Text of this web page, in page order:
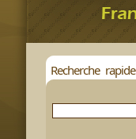
Recherche rapide